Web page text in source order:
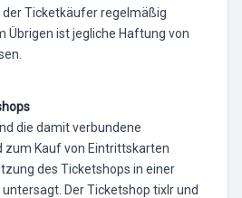
der Ticketkäufer regelmäßig
Übrigen ist jegliche Haftung von
die damit verbundene
zum Kauf von Eintrittskarten
des Ticketshops in einer
Der Ticketshop tixlr und